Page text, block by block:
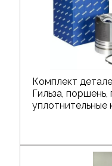
Комплект
Гильза,
уплотнительные